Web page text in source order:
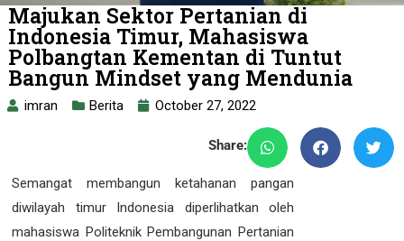
Majukan Sektor Pertanian di
Indonesia Timur, Mahasiswa
Polbangtan Kementan di Tuntut
Bangun Mindset yang Mendunia
imran Berita October 27, 2022
Share:
Semangat membangun ketahanan pangan
diwilayah timur Indonesia diperlihatkan oleh
mahasiswa Politeknik Pembangunan Pertanian